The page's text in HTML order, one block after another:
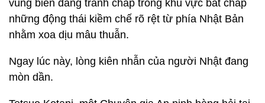
vùng biển đang tranh chấp trong khu vực bất chấp
những động thái kiềm chế rõ rệt từ phía Nhật Bản
nhằm xoa dịu mâu thuẫn.
Ngay lúc này, lòng kiên nhẫn của người Nhật đang
mòn dần.